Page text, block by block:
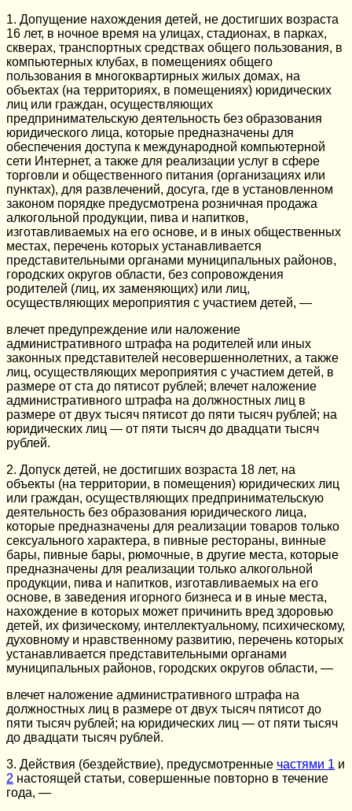
1. Допущение нахождения детей, не достигших возраста
16 лет, в ночное время на улицах, стадионах, в парках,
скверах, транспортных средствах общего пользования, в
компьютерных клубах, в помещениях общего
пользования в многоквартирных жилых домах, на
объектах (на территориях, в помещениях) юридических
лиц или граждан, осуществляющих
предпринимательскую деятельность без образования
юридического лица, которые предназначены для
обеспечения доступа к международной компьютерной
сети Интернет, а также для реализации услуг в сфере
торговли и общественного питания (организациях или
пунктах), для развлечений, досуга, где в установленном
законом порядке предусмотрена розничная продажа
алкогольной продукции, пива и напитков,
изготавливаемых на его основе, и в иных общественных
местах, перечень которых устанавливается
представительными органами муниципальных районов,
городских округов области, без сопровождения
родителей (лиц, их заменяющих) или лиц,
осуществляющих мероприятия с участием детей, —
влечет предупреждение или наложение
административного штрафа на родителей или иных
законных представителей несовершеннолетних, а также
лиц, осуществляющих мероприятия с участием детей, в
размере от ста до пятисот рублей; влечет наложение
административного штрафа на должностных лиц в
размере от двух тысяч пятисот до пяти тысяч рублей; на
юридических лиц — от пяти тысяч до двадцати тысяч
рублей.
2. Допуск детей, не достигших возраста 18 лет, на
объекты (на территории, в помещения) юридических лиц
или граждан, осуществляющих предпринимательскую
деятельность без образования юридического лица,
которые предназначены для реализации товаров только
сексуального характера, в пивные рестораны, винные
бары, пивные бары, рюмочные, в другие места, которые
предназначены для реализации только алкогольной
продукции, пива и напитков, изготавливаемых на его
основе, в заведения игорного бизнеса и в иные места,
нахождение в которых может причинить вред здоровью
детей, их физическому, интеллектуальному, психическому,
духовному и нравственному развитию, перечень которых
устанавливается представительными органами
муниципальных районов, городских округов области, —
влечет наложение административного штрафа на
должностных лиц в размере от двух тысяч пятисот до
пяти тысяч рублей; на юридических лиц — от пяти тысяч
до двадцати тысяч рублей.
3. Действия (бездействие), предусмотренные частями 1 и
2 настоящей статьи, совершенные повторно в течение
года, —